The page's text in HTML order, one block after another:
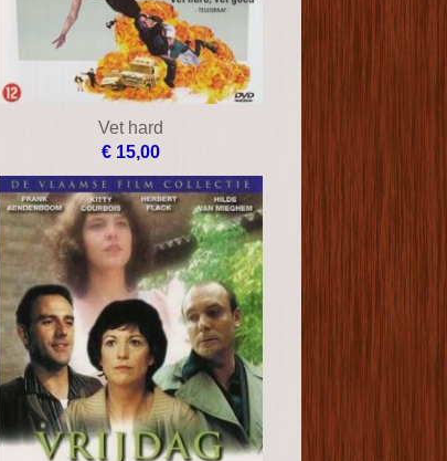
Vet hard
€ 15,00